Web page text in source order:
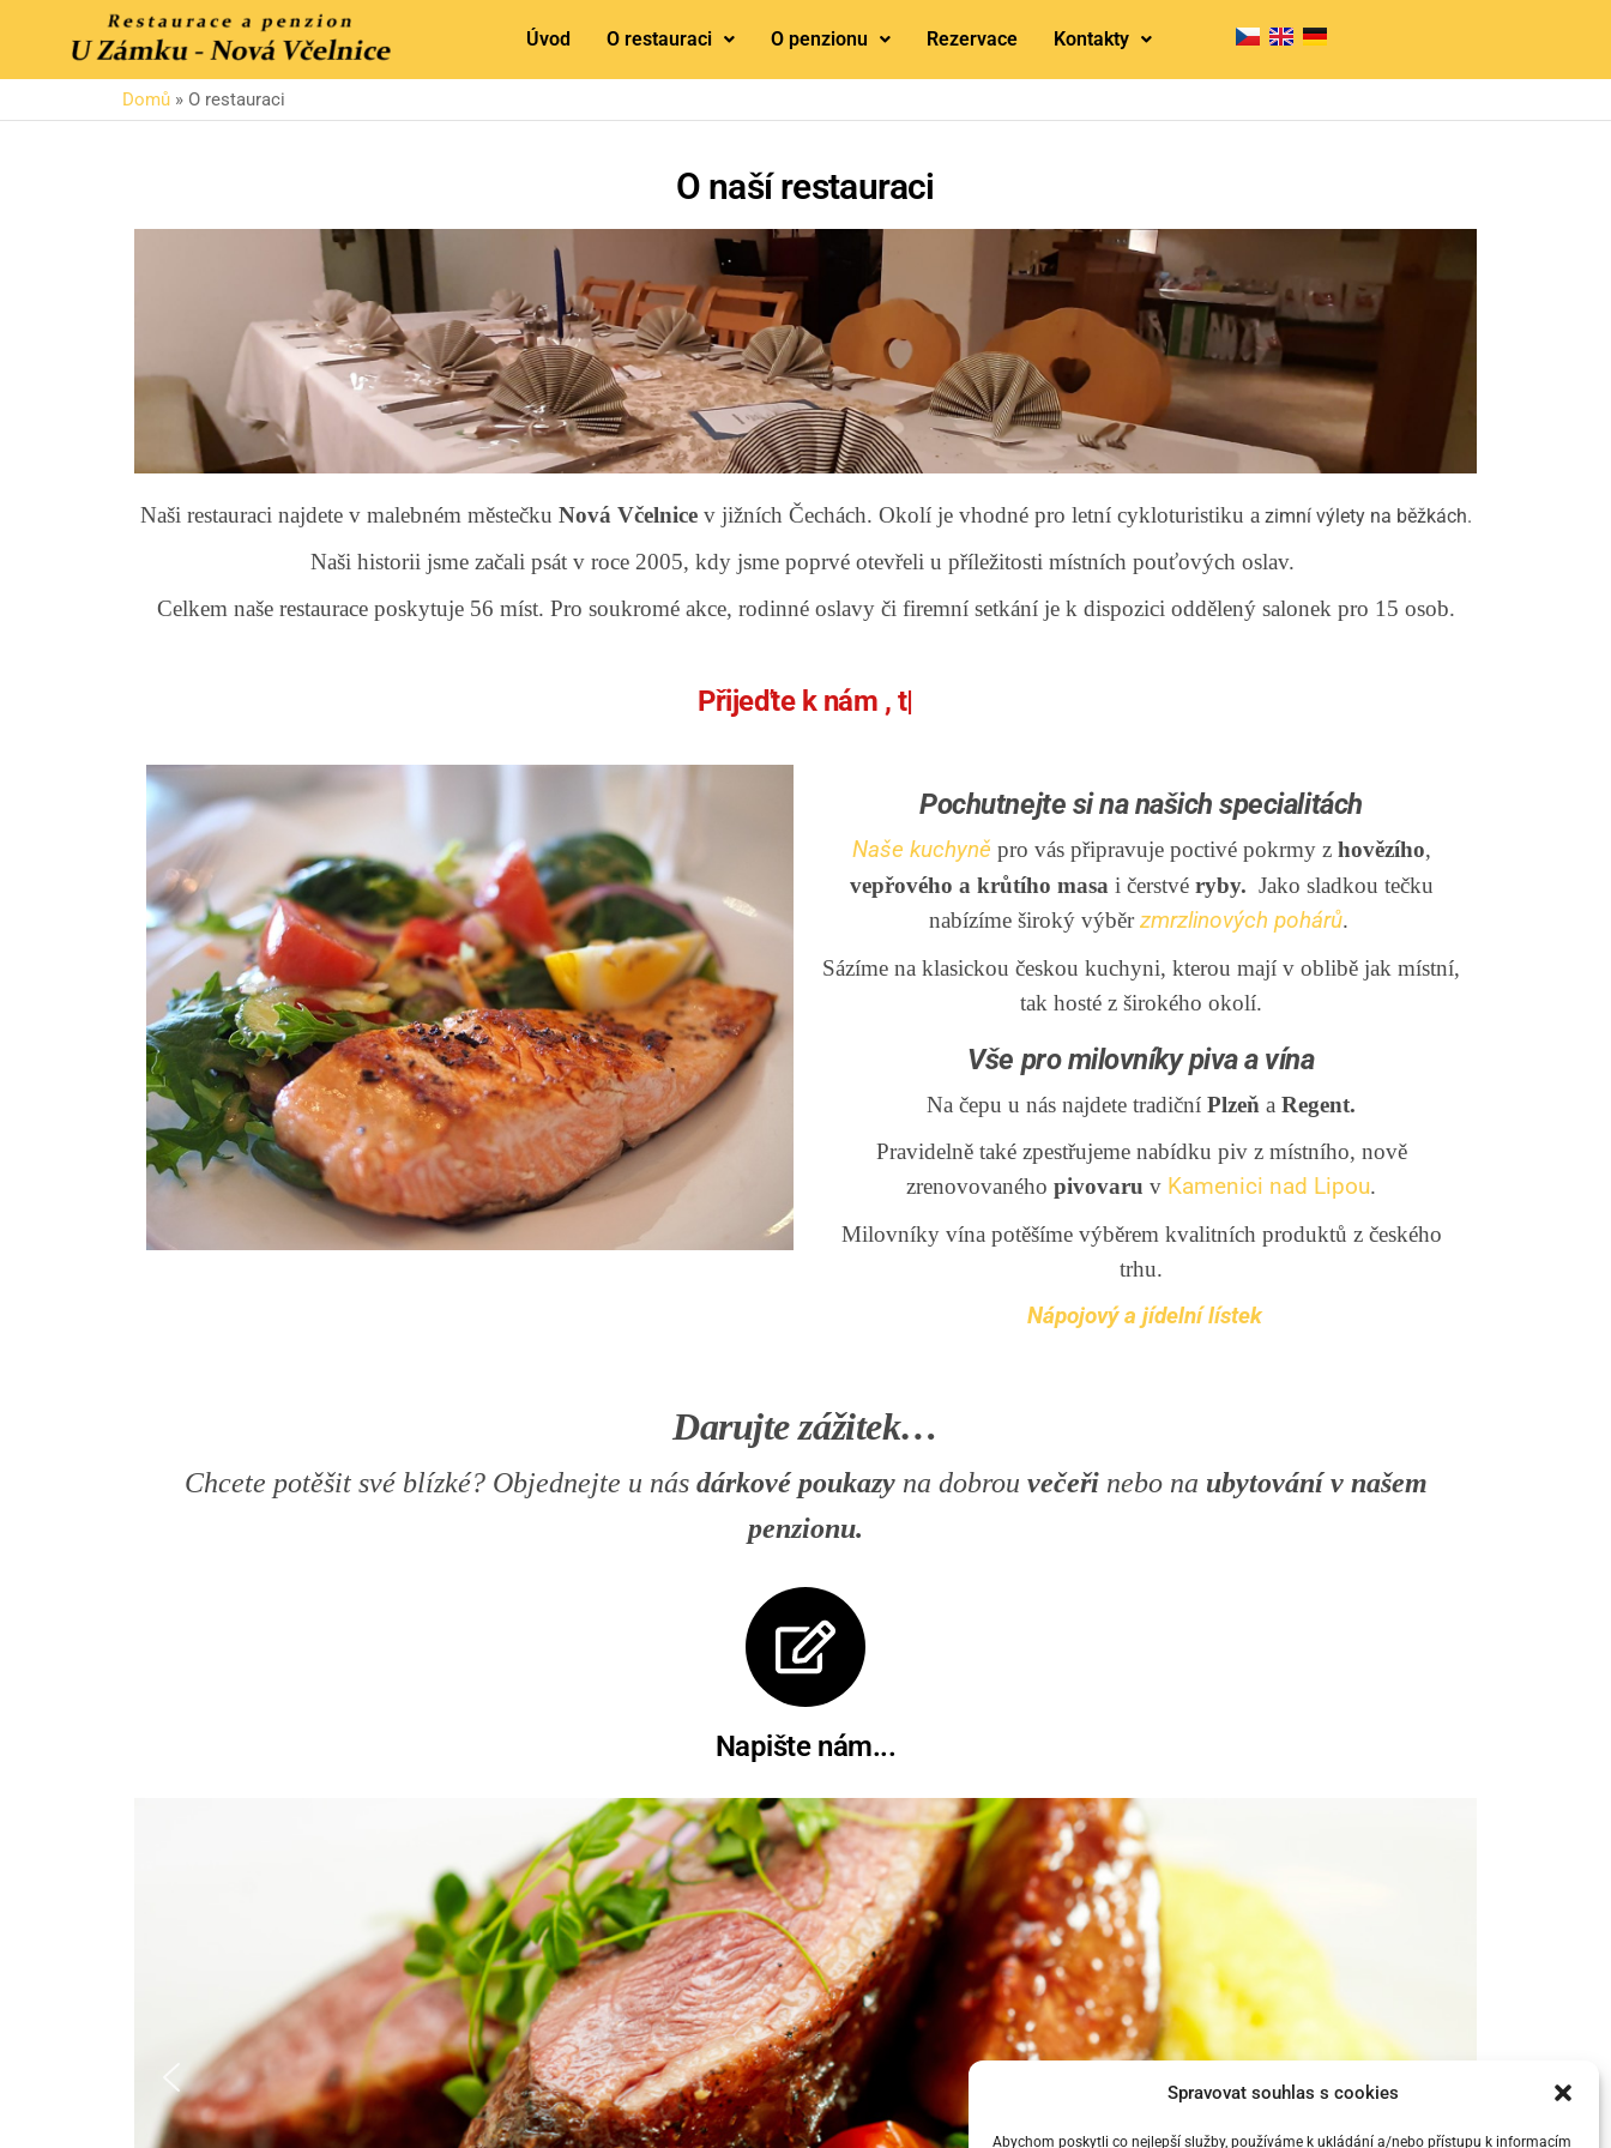
Spravovat souhlas s cookies
Abychom poskytli co nejlepší služby, používáme k ukládání a/nebo přístupu k informacím
Úvod O restauraci O penzionu Rezervace Kontakty
Domů » O restauraci
O naší restauraci
Naši restauraci najdete v malebném městečku Nová Včelnicev jižních Čechách. Okolí je vhodné pro letní cykloturistiku azimní výlety na běžkách.
Naši historii jsme začali psát v roce 2005, kdy jsme poprvé otevřeli u příležitosti místních pouťových oslav.
Celkem naše restaurace poskytuje 56 míst. Pro soukromé akce, rodinné oslavy či firemní setkání je k dispozici oddělený salonek pro 15 osob.
Přijeďte k nám, těšíme
Pochutnejte si na našich specialitách
Naše kuchyně pro vás připravuje poctivé pokrmy z hovězího,
vepřového a krůtího masa i čerstvéryby. Jako sladkou tečku
nabízíme široký výběrzmrzlinových pohárů.
Sázíme na klasickou českou kuchyni, kterou mají v oblibě jak místní,
tak hosté z širokého okolí.
Vše pro milovníky piva a vína
Na čepu u nás najdete tradiční Plzeň a Regent.
Pravidelně také zpestřujeme nabídku piv z místního, nově
zrenovovaného pivovaru v Kamenici nad Lipou.
Milovníky vína potěšíme výběrem kvalitních produktů z českého
trhu.
Nápojový a jídelní lístek
Darujte zážitek…
Chcete potěšit své blízké? Objednejte u nás dárkové poukazyna dobrou večeřinebo na ubytování v našem
penzionu.
Napište nám...